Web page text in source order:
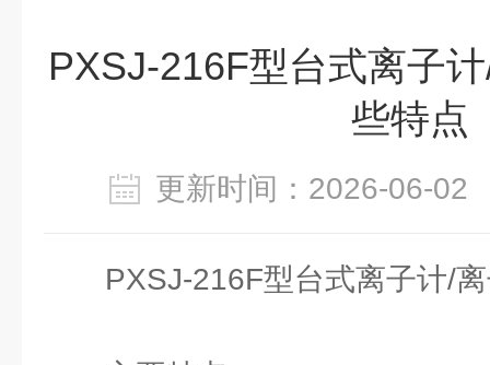
PXSJ-216F型台式离子
些特点
更新时间：2026-06-
PXSJ-216F型台式离子计/